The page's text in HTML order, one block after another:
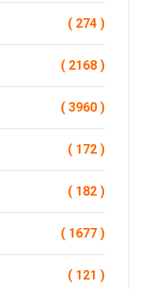
( 274 )
( 2168 )
( 3960 )
( 172 )
( 182 )
( 1677 )
( 121 )